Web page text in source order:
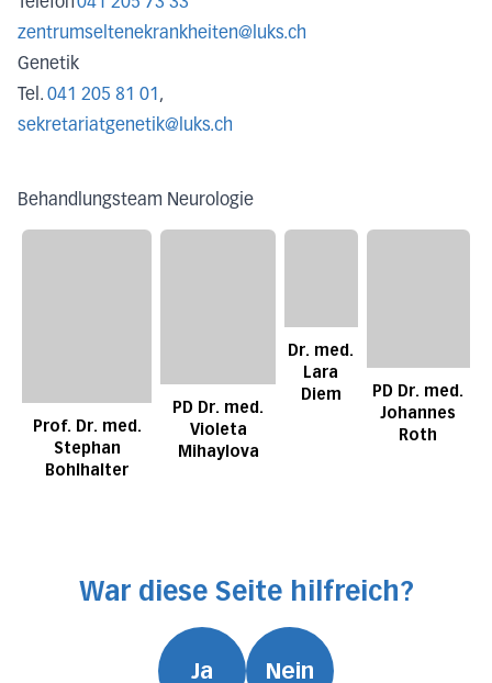
Telefon041 205 73 33
zentrumseltenekrankheiten@luks.ch
Genetik
Tel. 041 205 81 01,
sekretariatgenetik@luks.ch
Behandlungsteam Neurologie
Prof. Dr. med.
Stephan
Bohlhalter
PD Dr. med.
Violeta
Mihaylova
Dr. med.
Lara
Diem
PD Dr. med.
Johannes
Roth
War diese Seite hilfreich?
Ja Nein